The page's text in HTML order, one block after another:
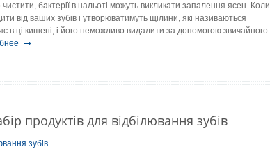
бактерії в нальоті можуть викликати запалення ясен. Коли
від ваших зубів і утворюватимуть щілини, які називаються
в ці кишені, і його неможливо видалити за допомогою звичайного
продуктів для відбілювання зубів
зубів